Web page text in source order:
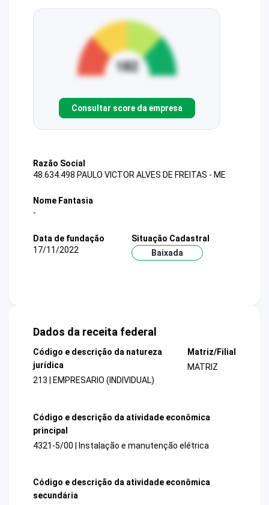
Consultar score da empresa
Razão Social
48.634.498 PAULO VICTOR ALVES DE FREITAS - ME
Nome Fantasia
-
Data de fundação
17/11/2022
Situação Cadastral
Baixada
Dados da receita federal
Código e descrição da natureza
jurídica
213 | EMPRESARIO (INDIVIDUAL)
Matriz/Filial
MATRIZ
Código e descrição da atividade econômica
principal
4321-5/00 | Instalação e manutenção elétrica
Código e descrição da atividade econômica
secundária